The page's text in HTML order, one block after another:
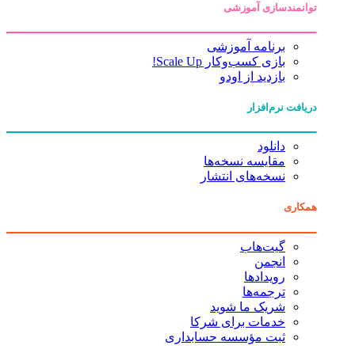
توانمندسازی آموزشی
برنامه آموزشی
بازی کسب‌وکار Scale Up!
بازدید از اودو
دریافت نرم‌افزار
دانلود
مقایسه نسخه‌ها
نسخه‌های انتشار
همکاری
گیت‌هاب
انجمن
رویدادها
ترجمه‌ها
شریک ما شوید
خدمات برای شرکا
ثبت مؤسسه حسابداری